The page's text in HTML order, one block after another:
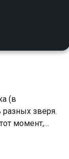
(в
зверя.
момент,
в